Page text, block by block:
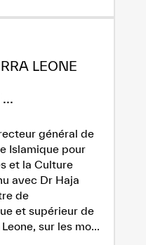
LEONE
général de
Islamique pour
et la Culture
avec Dr Haja
de
et supérieur de
sur les mo...